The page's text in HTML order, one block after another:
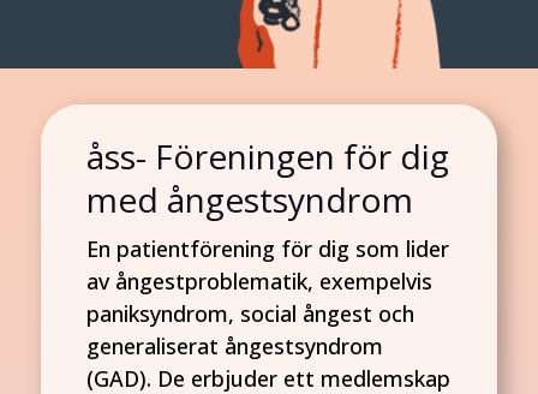
åss- Föreningen för dig
med ångestsyndrom
En patientförening för dig som lider
av ångestproblematik, exempelvis
paniksyndrom, social ångest och
generaliserat ångestsyndrom
(GAD). De erbjuder ett medlemskap